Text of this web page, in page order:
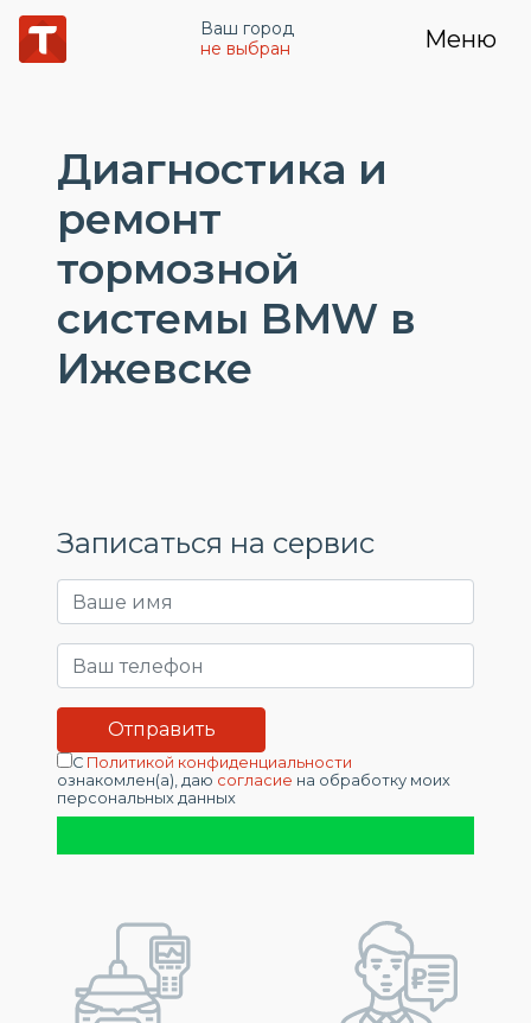
Ваш город
не выбран
Меню
Диагностика и
ремонт
тормозной
системы BMW в
Ижевске
Записаться на сервис
С Политикой конфиденциальности
ознакомлен(а), даю согласие на обработку моих
персональных данных